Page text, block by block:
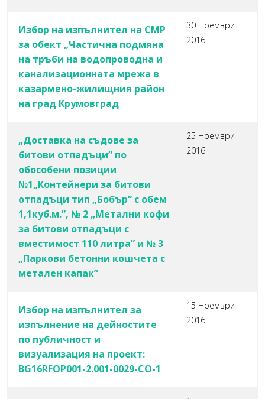
Избор на изпълнител на СМР
за обект „Частична подмяна
на тръби на водопроводна и
канализационната мрежа в
казармено-жилищния район
на град Крумовград
30 Ноември
2016
„Доставка на съдове за
битови отпадъци” по
обособени позиции
№1„Контейнери за битови
отпадъци тип „Бобър“ с обем
1,1куб.м.”, № 2 „Метални кофи
за битови отпадъци с
вместимост 110 литра” и № 3
„Паркови бетонни кошчета с
метален капак”
25 Ноември
2016
Избор на изпълнител за
изпълнение на дейностите
по публичност и
визуализация на проект:
BG16RFOP001-2.001-0029-СО-1
15 Ноември
2016